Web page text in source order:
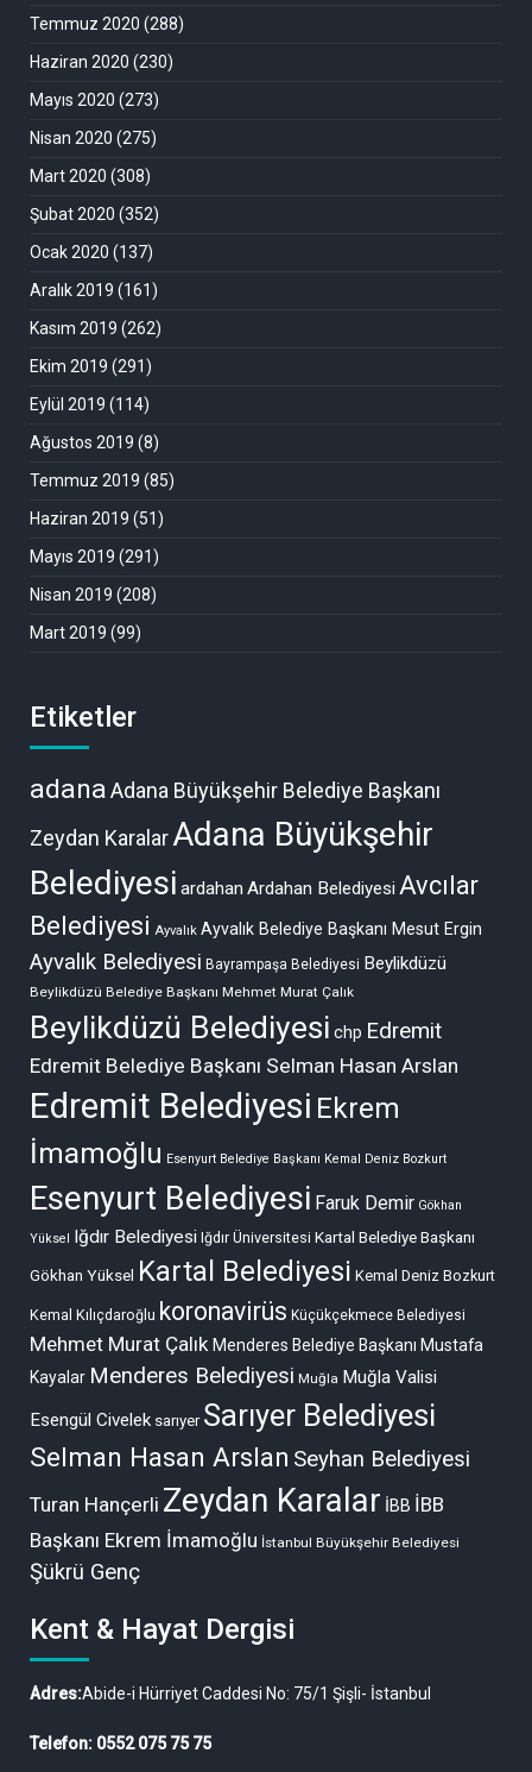
Temmuz 2020 (288)
Haziran 2020 (230)
Mayıs 2020 (273)
Nisan 2020 (275)
Mart 2020 (308)
Şubat 2020 (352)
Ocak 2020 (137)
Aralık 2019 (161)
Kasım 2019 (262)
Ekim 2019 (291)
Eylül 2019 (114)
Ağustos 2019 (8)
Temmuz 2019 (85)
Haziran 2019 (51)
Mayıs 2019 (291)
Nisan 2019 (208)
Mart 2019 (99)
Etiketler
adanaAdana Büyükşehir Belediye Başkanı
Zeydan KaralarAdana Büyükşehir
Belediyesi ardahan Ardahan Belediyesi Avcılar
Belediyesi Ayvalık Ayvalık Belediye Başkanı Mesut Ergin
Ayvalık Belediyesi Bayrampaşa Belediyesi Beylikdüzü
Beylikdüzü Belediye Başkanı Mehmet Murat Çalık
Beylikdüzü Belediyesi chp Edremit
Edremit Belediye Başkanı Selman Hasan Arslan
Edremit Belediyesi Ekrem
İmamoğlu Esenyurt Belediye Başkanı Kemal Deniz Bozkurt
Esenyurt Belediyesi Faruk Demir Gökhan
Yüksel Iğdır Belediyesi Iğdır Üniversitesi Kartal Belediye Başkanı
Gökhan Yüksel Kartal Belediyesi Kemal Deniz Bozkurt
Kemal Kılıçdaroğlu koronavirüs Küçükçekmece Belediyesi
Mehmet Murat Çalık Menderes Belediye Başkanı Mustafa
Kayalar Menderes Belediyesi Muğla Muğla Valisi
Esengül Civelek sarıyer Sarıyer Belediyesi
Selman Hasan Arslan Seyhan Belediyesi
Turan Hançerli Zeydan Karalar İBB İBB
Başkanı Ekrem İmamoğlu İstanbul Büyükşehir Belediyesi
Şükrü Genç
Kent & Hayat Dergisi
Adres:Abide-i Hürriyet Caddesi No: 75/1 Şişli- İstanbul
Telefon: 0552 075 75 75